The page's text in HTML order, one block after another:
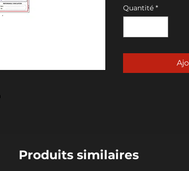
Quantité *
Produits similaires